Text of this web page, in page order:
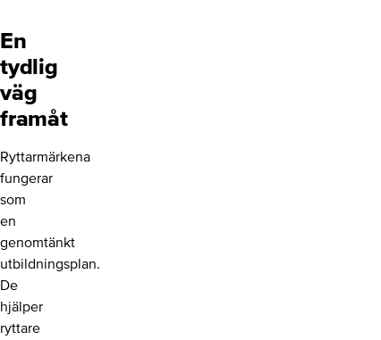
En
tydlig
väg
framåt
Ryttarmärkena
fungerar
som
en
genomtänkt
utbildningsplan.
De
hjälper
ryttare